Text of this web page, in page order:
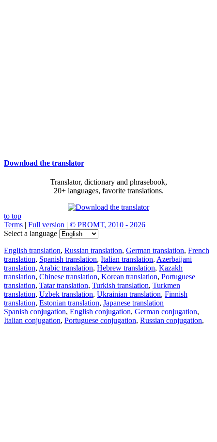
Download the translator
Translator, dictionary and phrasebook,
20+ languages, favorite translations.
to top
Terms | Full version | © PROMT, 2010 - 2026
Select a language
English translation, Russian translation, German translation, French
translation, Spanish translation, Italian translation, Azerbaijani
translation, Arabic translation, Hebrew translation, Kazakh
translation, Chinese translation, Korean translation, Portuguese
translation, Tatar translation, Turkish translation, Turkmen
translation, Uzbek translation, Ukrainian translation, Finnish
translation, Estonian translation, Japanese translation
Spanish conjugation, English conjugation, German conjugation,
Italian conjugation, Portuguese conjugation, Russian conjugation,